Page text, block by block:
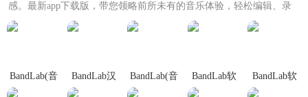
3. 学习资源：内置教程和在线资源，帮助用户快速掌握软件
操作技巧。
等，并支持与好友协作创作。
感。最新app下载版，带您领略前所未有的音乐体验，轻松编辑、录
制、混音，让每一...
BandLab(音
频编辑)
BandLab汉
BandLab(音
乐制作)
BandLab软
件官网版
BandLab软